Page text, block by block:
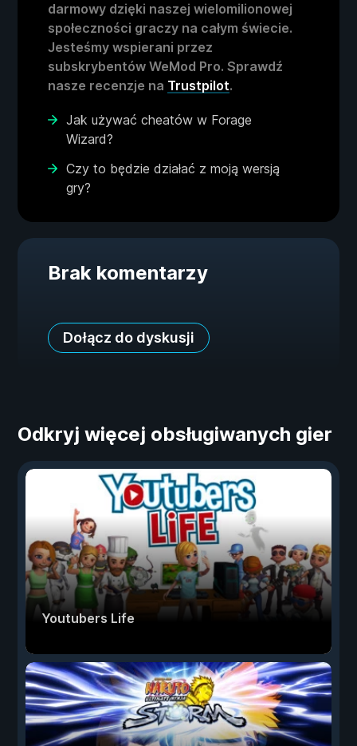
darmowy dzięki naszej wielomilionowej
społeczności graczy na całym świecie.
Jesteśmy wspierani przez
subskrybentów WeMod Pro. Sprawdź
nasze recenzje na Trustpilot.
Jak używać cheatów w Forage
Wizard?
Czy to będzie działać z moją wersją
gry?
Brak komentarzy
Dołącz do dyskusji
Odkryj więcej obsługiwanych gier
Youtubers Life